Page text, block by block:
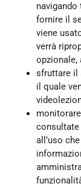
fornire il
viene
verrà
opzionale,
sfruttare il
il quale
consultate
all’uso